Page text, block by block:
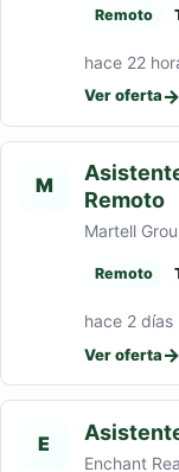
Remoto
hace 22
Ver oferta→
M
Remoto
Martell
Remoto
hace 2 días
Ver oferta→
E
Enchant